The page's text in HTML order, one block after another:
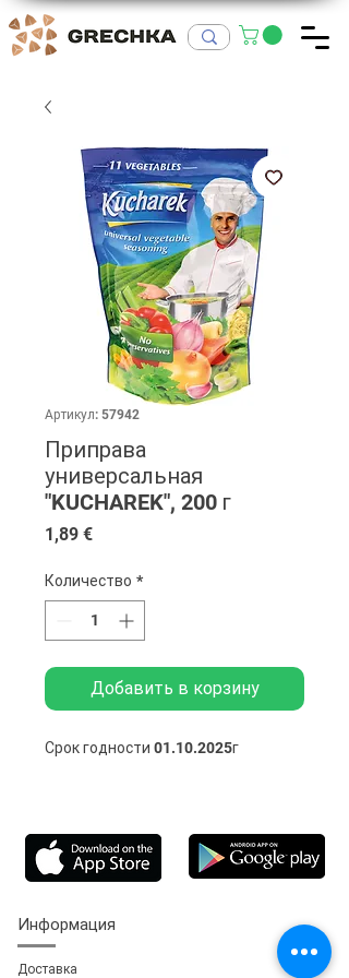
Артикул: 57942
Приправа
универсальная
"KUCHAREK", 200 г
1,89 €Цена
Количество *
Добавить в корзину
Срок годности 01.10.2025г
Информация
Доставка